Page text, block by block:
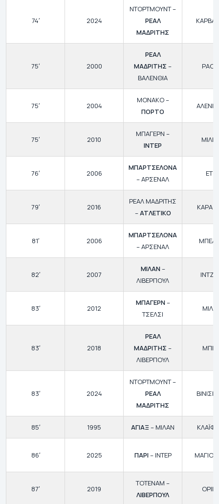
74′ 2024
ΝΤΟΡΤΜΟΥΝΤ –
ΡΕΑΛ
ΜΑΔΡΙΤΗΣ
75′ 2000
ΡΕΑΛ
ΜΑΔΡΙΤΗΣ –
ΒΑΛΕΝΘΙΑ
75′ 2004
ΜΟΝΑΚΟ –
ΠΟΡΤΟ
75′ 2010
ΜΠΑΓΕΡΝ –
ΙΝΤΕΡ
76′ 2006
ΜΠΑΡΤΣΕΛΟΝΑ
– ΑΡΣΕΝΑΛ
ΕΤΟ
79′ 2016
ΡΕΑΛ ΜΑΔΡΙΤΗΣ
–ΑΤΛΕΤΙΚΟ
81′ 2006
ΜΠΑΡΤΣΕΛΟΝΑ
– ΑΡΣΕΝΑΛ
82′ 2007
ΜΙΛΑΝ–
ΛΙΒΕΡΠΟΥΛ
83′ 2012
ΜΠΑΓΕΡΝ–
ΤΣΕΛΣΙ
83′ 2018
ΡΕΑΛ
ΜΑΔΡΙΤΗΣ –
ΛΙΒΕΡΠΟΥΛ
83′ 2024
ΝΤΟΡΤΜΟΥΝΤ –
ΡΕΑΛ
ΜΑΔΡΙΤΗΣ
85′ 1995 ΑΓΙΑΞ – ΜΙΛΑΝ
86′ 2025 ΠΑΡΙ– ΙΝΤΕΡ
87′ 2019
ΤΟΤΕΝΑΜ –
ΛΙΒΕΡΠΟΥΛ